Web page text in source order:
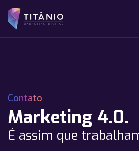
Contato
Marketing 4.0.
É assim que